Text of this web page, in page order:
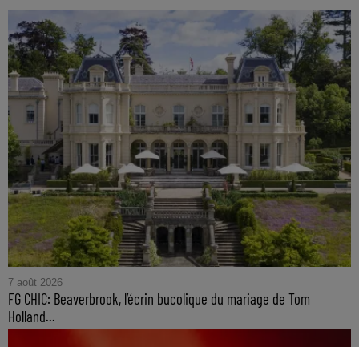
7 août 2026
FG CHIC: Beaverbrook, l’écrin bucolique du mariage de Tom
Holland...